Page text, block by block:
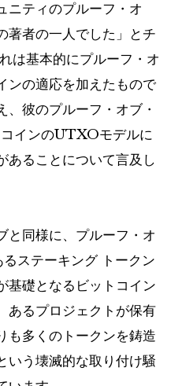
ニティのプルーフ・オ
著者の一人でした」とチ
は基本的にプルーフ・オ
ンの適応を加えたもので
彼のプルーフ・オブ・
インのUTXOモデルに
あることについて言及し
と同様に、プルーフ・オ
ステーキング トークン
基礎となるビットコイン
あるプロジェクトが保有
も多くのトークンを鋳造
いう壊滅的な取り付け騒